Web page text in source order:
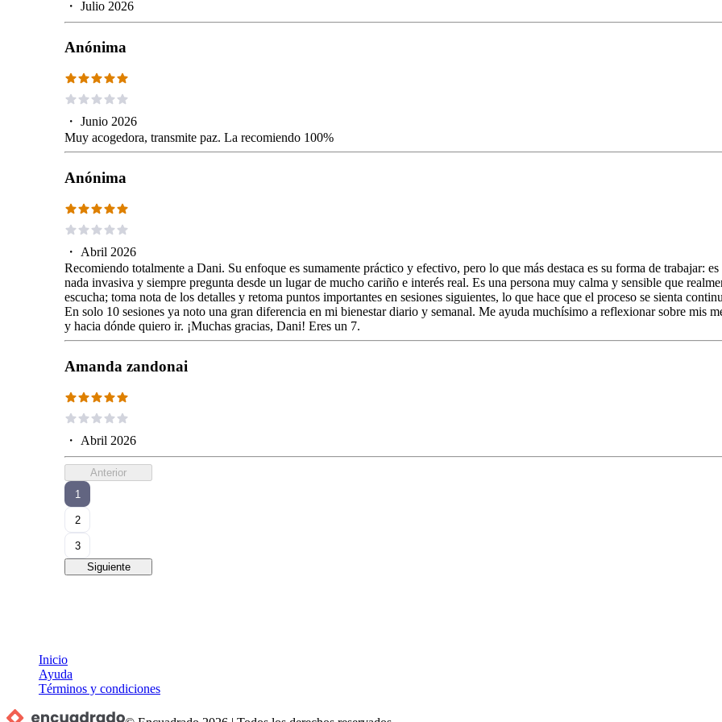
・ Julio 2026
Anónima
・ Junio 2026
Muy acogedora, transmite paz. La recomiendo 100%
Anónima
・ Abril 2026
Recomiendo totalmente a Dani. Su enfoque es sumamente práctico y efectivo, pero lo que más destaca es su forma de trabajar: es
nada invasiva y siempre pregunta desde un lugar de mucho cariño e interés real. Es una persona muy calma y sensible que
escucha; toma nota de los detalles y retoma puntos importantes en sesiones siguientes, lo que hace que el proceso se sienta
En solo 10 sesiones ya noto una gran diferencia en mi bienestar diario y semanal. Me ayuda muchísimo a reflexionar sobre mis
y hacia dónde quiero ir. ¡Muchas gracias, Dani! Eres un 7.
Amanda zandonai
・ Abril 2026
Anterior
1
2
3
Siguiente
Inicio
Ayuda
Términos y condiciones